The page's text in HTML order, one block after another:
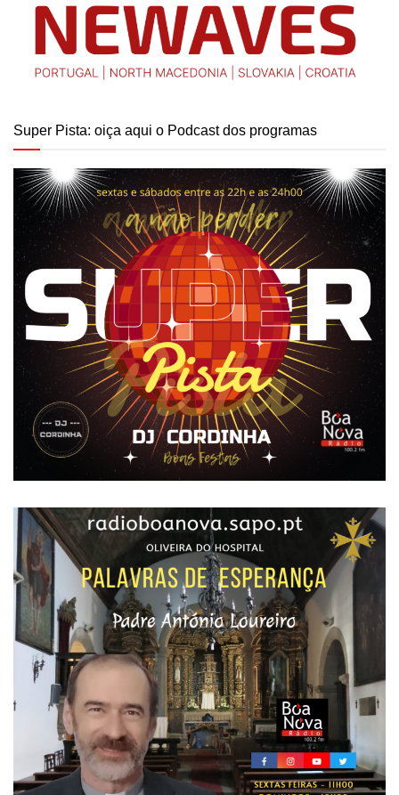
Super Pista: oiça aqui o Podcast dos programas